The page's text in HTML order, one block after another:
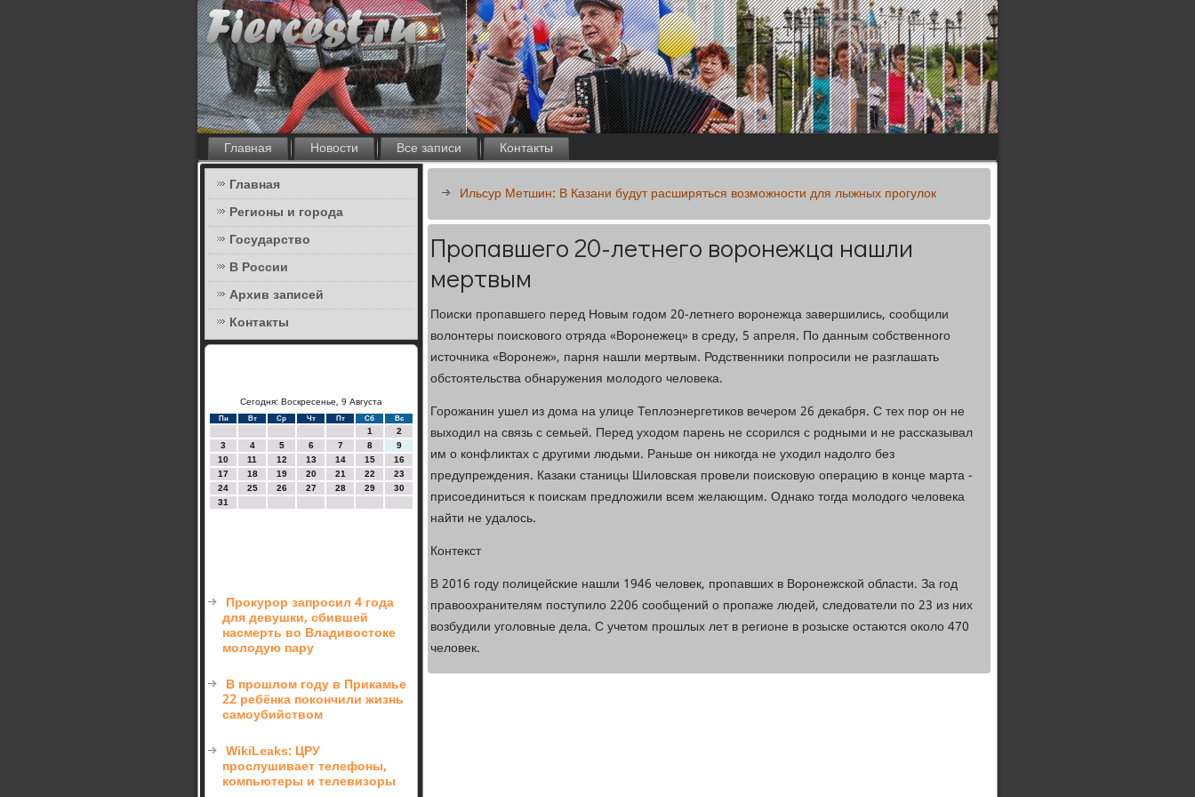
Главная Новости Все записи
Контакты
Главная
Регионы и города
Государство
В России
Архив записей
Контакты
Сегодня: Воскресенье, 9 Августа
Пн Вт Ср Чт Пт Сб Вс
1
2
3
4 5 6 7 8
9
10
11 12 13 14 15
16
17
18 19 20 21 22
23
24
25 26 27 28 29
30
31
Прокурор запросил 4 года
для девушки, сбившей
насмерть во Владивостоке
молодую пару
В прошлом году в Прикамье
22 ребёнка покончили жизнь
самоубийством
WikiLeaks: ЦРУ
прослушивает телефоны,
компьютеры и телевизоры
Ильсур Метшин: В Казани будут расширяться возможности для лыжных прогулок
Пропавшего 20-летнего воронежца нашли
мертвым
Поиски пропавшего перед Новым годом 20-летнего воронежца завершились, сообщили
волонтеры поискового отряда «Воронежец» в среду, 5 апреля. По данным собственного
источника «Воронеж», парня нашли мертвым. Родственники попросили не разглашать
обстоятельства обнаружения молодого человека.
Горожанин ушел из дома на улице Теплоэнергетиков вечером 26 декабря. С тех пор он не
выходил на связь с семьей. Перед уходом парень не ссорился с родными и не рассказывал
им о конфликтах с другими людьми. Раньше он никогда не уходил надолго без
предупреждения. Казаки станицы Шиловская провели поисковую операцию в конце марта -
присоединиться к поискам предложили всем желающим. Однако тогда молодого человека
найти не удалось.
Контекст
В 2016 году полицейские нашли 1946 человек, пропавших в Воронежской области. За год
правоохранителям поступило 2206 сообщений о пропаже людей, следователи по 23 из них
возбудили уголовные дела. С учетом прошлых лет в регионе в розыске остаются около 470
человек.